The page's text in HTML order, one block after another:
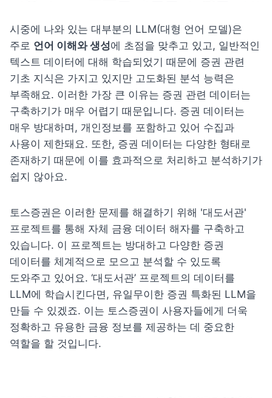
시중에 나와 있는 대부분의 LLM(대형 언어 모델)은
주로 언어 이해와 생성에 초점을 맞추고 있고, 일반적인
텍스트 데이터에 대해 학습되었기 때문에 증권 관련
기초 지식은 가지고 있지만 고도화된 분석 능력은
부족해요. 이러한 가장 큰 이유는 증권 관련 데이터는
구축하기가 매우 어렵기 때문입니다. 증권 데이터는
매우 방대하며, 개인정보를 포함하고 있어 수집과
사용이 제한돼요. 또한, 증권 데이터는 다양한 형태로
존재하기 때문에 이를 효과적으로 처리하고 분석하기가
쉽지 않아요.
토스증권은 이러한 문제를 해결하기 위해 '대도서관'
프로젝트를 통해 자체 금융 데이터 해자를 구축하고
있습니다. 이 프로젝트는 방대하고 다양한 증권
데이터를 체계적으로 모으고 분석할 수 있도록
도와주고 있어요. ‘대도서관’ 프로젝트의 데이터를
LLM에 학습시킨다면, 유일무이한 증권 특화된 LLM을
만들 수 있겠죠. 이는 토스증권이 사용자들에게 더욱
정확하고 유용한 금융 정보를 제공하는 데 중요한
역할을 할 것입니다.